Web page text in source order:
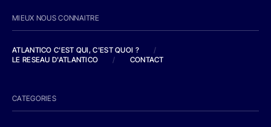
MIEUX NOUS CONNAITRE
ATLANTICO C'EST QUI, C'EST QUOI ?
/
LE RESEAU D'ATLANTICO
/ CONTACT
CATEGORIES